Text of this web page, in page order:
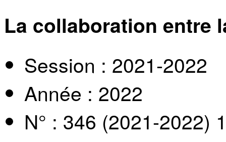
La collaboration entre
Session : 2021-2022
Année : 2022
N° : 346 (2021-2022)